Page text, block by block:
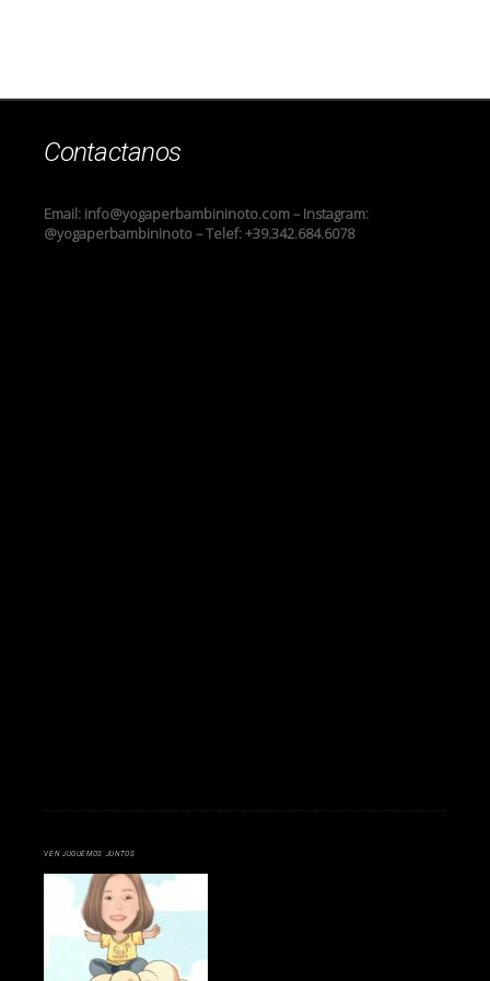
Contactanos
Email: info@yogaperbambininoto.com – Instagram:
@yogaperbambininoto – Telef: +39.342.684.6078
VEN JUGUEMOS JUNTOS